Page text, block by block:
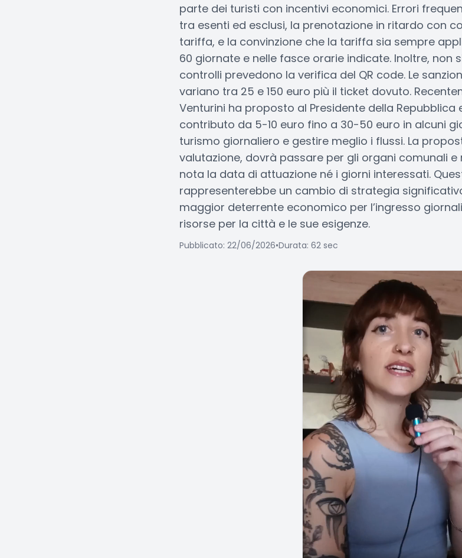
parte dei turisti con incentivi economici. Errori
tra esenti ed esclusi, la prenotazione in ritardo con
tariffa, e la convinzione che la tariffa sia sempre
60 giornate e nelle fasce orarie indicate. Inoltre, non
controlli prevedono la verifica del QR code. Le
variano tra 25 e 150 euro più il ticket dovuto.
Venturini ha proposto al Presidente della Repubblica
contributo da 5-10 euro fino a 30-50 euro in alcuni
turismo giornaliero e gestire meglio i flussi. La
valutazione, dovrà passare per gli organi comunali e
nota la data di attuazione né i giorni interessati.
rappresenterebbe un cambio di strategia
maggior deterrente economico per l’ingresso
risorse per la città e le sue esigenze.
Pubblicato: 22/06/2026•Durata: 62 sec